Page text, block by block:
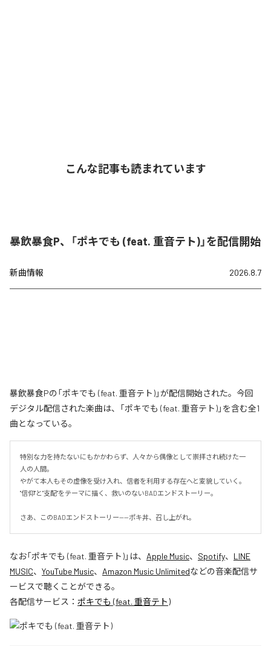
こんな記事も読まれています
暴飲暴食P、「ポキでも (feat. 重音テト)」を配信開始
新曲情報 2026.8.7
暴飲暴食Pの「ポキでも (feat. 重音テト)」が配信開始された。今回
デジタル配信された楽曲は、「ポキでも (feat. 重音テト)」を含む全1
曲となっている。
特別な力を持たないにもかかわらず、人々から偶像として崇拝され続けた一
人の人間。
やがて本人もその虚像を受け入れ、信者を利用する存在へと変貌していく。
"信仰"と"支配"をテーマに描く、救いのないBADエンドストーリー。
さあ、このBADエンドストーリー——ポキ丼、召し上がれ。
なお「ポキでも (feat. 重音テト)」は、 Apple Music、 Spotify、 LINE
MUSIC、 YouTube Music、 Amazon Music Unlimitedなどの音楽配信サ
ービスで聴くことができる。
各配信サービス： ポキでも (feat. 重音テト)